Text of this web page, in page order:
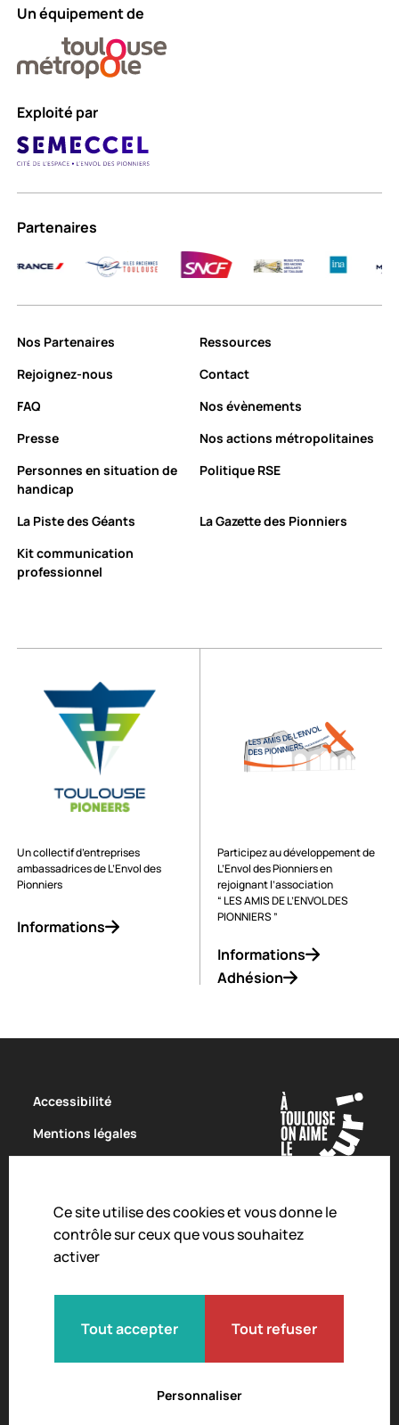
Ce site utilise des cookies et vous donne le
contrôle sur ceux que vous souhaitez
activer
Tout accepter Tout refuser
Personnaliser
Un équipement de
Exploité par
Partenaires
Nos Partenaires
Ressources
Rejoignez-nous
Contact
FAQ
Nos évènements
Presse
Nos actions métropolitaines
Personnes en situation de
handicap
Politique RSE
La Piste des Géants
La Gazette des Pionniers
Kit communication
professionnel
Un collectif d’entreprises
ambassadrices de L’Envol des
Pionniers
Informations
Participez au développement de
L’Envol des Pionniers en
rejoignant l’association
“ LES AMIS DE L’ENVOL DES
PIONNIERS ”
Informations
Adhésion
Accessibilité
Mentions légales
Charte de modération
Droit d'alerte
Crédits
Règlement intérieur